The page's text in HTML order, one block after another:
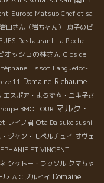
Europe Matsuo Chef et sa
岩田さん（岩ちゃん）
息子のピ
Restaurant La Pioche
オッシュの林さん Clos de
Tissot Languedoc-
11 Domaine Richaume
エスポア・よろずや・ユキ子さ
BMO TOUR マルク・
レイノ君 Ota Daisuke sushi
・ジャン・モペルチュイ オヴェ
ET VINCENT
シャトー・ラッソル クマちゃ
ル ＡＣブルイイ Domaine